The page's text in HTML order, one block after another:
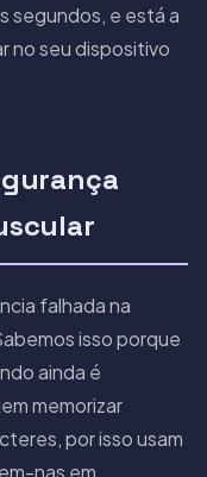
segundos, e está a
no seu dispositivo
falhada na
isso porque
ainda é
memorizar
por isso usam
nas em